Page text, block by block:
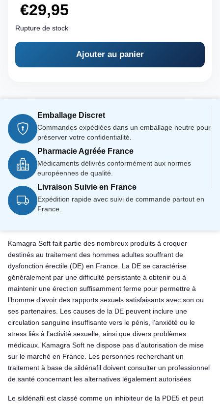
€29,95
Rupture de stock
Ajouter au panier
Emballage Discret
Commandes expédiées dans un emballage neutre pour
préserver votre confidentialité.
Pharmacie Agréée France
Médicaments délivrés conformément aux normes
européennes de qualité.
Livraison Suivie en France
Expédition rapide avec suivi de commande partout en
France.
Kamagra Soft fait partie des nombreux produits à croquer
destinés au traitement des hommes adultes souffrant de
dysfonction érectile (DE) en France. La DE se caractérise
généralement par une difficulté persistante à obtenir ou à
maintenir une érection suffisamment ferme pour permettre à
l’homme d’avoir des rapports sexuels satisfaisants avec son ou
ses partenaires. Les causes de la DE peuvent inclure une
circulation sanguine insuffisante vers le pénis, l’anxiété ou le
stress liés à l’activité sexuelle, ainsi que divers problèmes
médicaux. Kamagra Soft ne dispose pas d’autorisation de mise
sur le marché en France. Les personnes recherchant un
traitement à base de sildénafil doivent consulter un professionnel
de santé concernant les alternatives légalement autorisées
Le sildénafil est classé comme un inhibiteur de la PDE5 et peut